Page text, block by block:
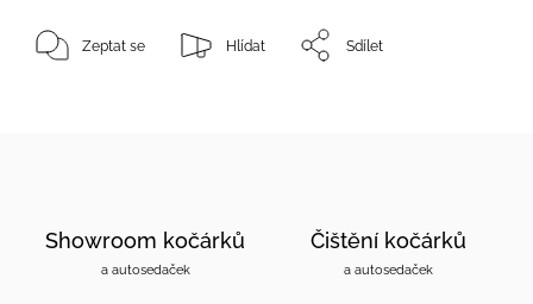
Zeptat se Hlídat Sdílet
Showroom kočárků
a autosedaček
Čištění kočárků
a autosedaček